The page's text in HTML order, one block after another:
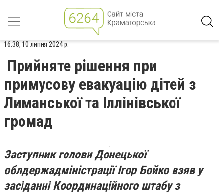
16:38, 10 липня 2024 р.
Прийняте рішення при
примусову евакуацію дітей з
Лиманської та Іллінівської
громад
Заступник голови Донецької
облдержадміністрації Ігор Бойко взяв у
засіданні Координаційного штабу з